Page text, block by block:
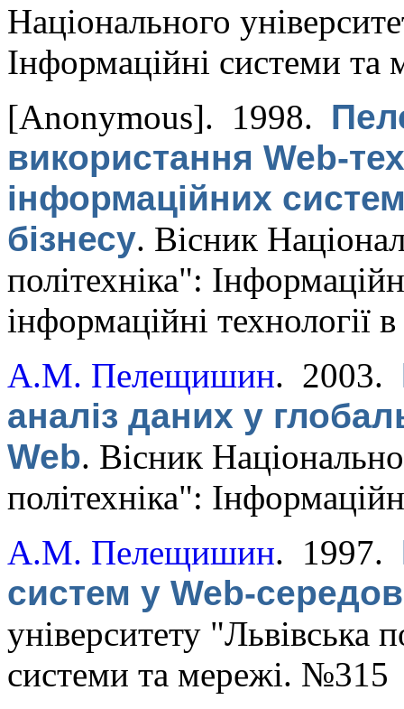
Національного
Інформаційні системи
[Anonymous]. 1998.
використання Web-
інформаційних
бізнесу. Вісник
політехніка":
інформаційні
А.М. Пелещишин. 2003.
аналіз даних у
Web. Вісник
політехніка":
А.М. Пелещишин. 1997.
систем у Web-
університету "Львівська
системи та мережі. №315